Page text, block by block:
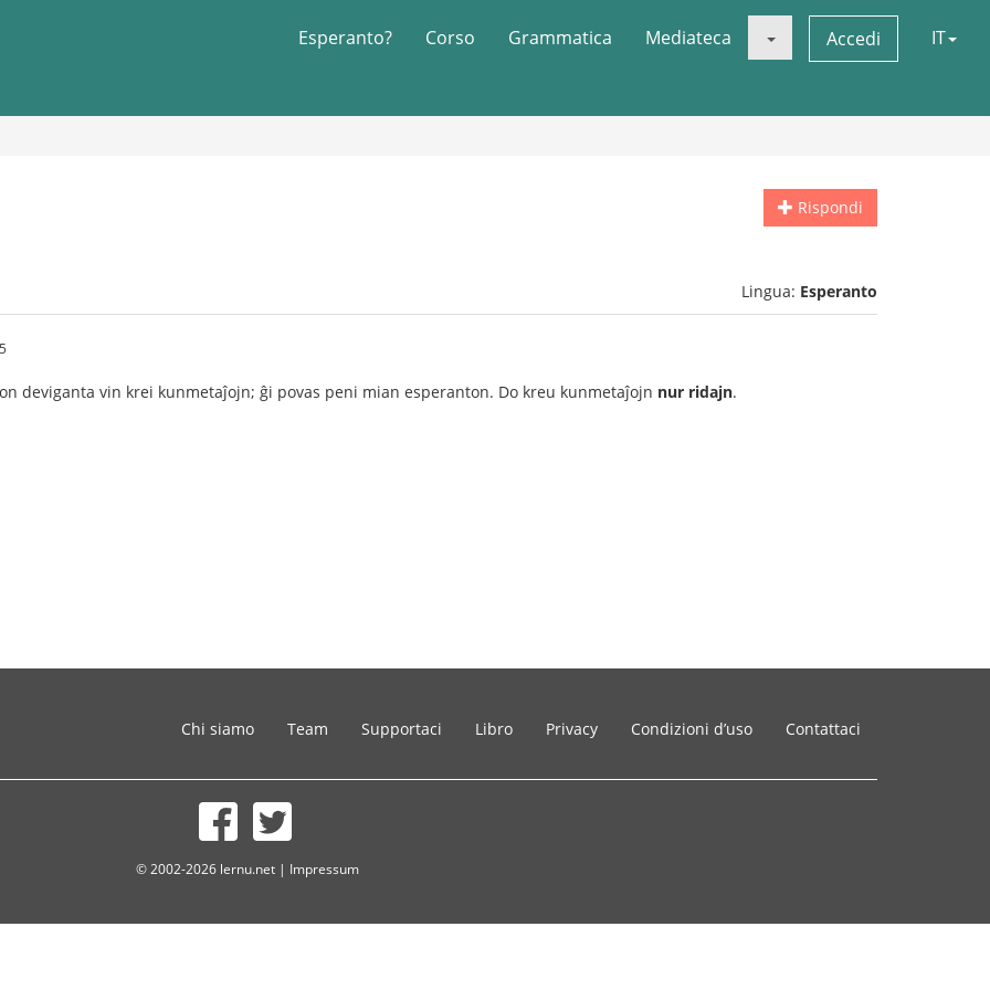
Esperanto? Corso Grammatica Mediateca Accedi IT
Rispondi
Lingua: Esperanto
deviganta vin krei kunmetaĵojn; ĝi povas peni mian esperanton. Do kreu kunmetaĵojn nur ridajn.
Chi siamo Team Supportaci Libro Privacy Condizioni d’uso Contattaci
© 2002-2026 lernu.net | Impressum